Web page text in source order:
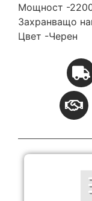
Мощност -
Захранващо
Цвет -Черен